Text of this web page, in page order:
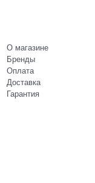
О магазине
Бренды
Оплата
Доставка
Гарантия